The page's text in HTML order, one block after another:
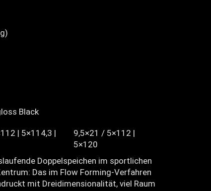
Black
| 5×114,3 |
9,5×21 / 5×112 |
5×120
Doppelspeichen im sportlichen
Das im Flow Forming-Verfahren
mit Dreidimensionalität, viel Raum